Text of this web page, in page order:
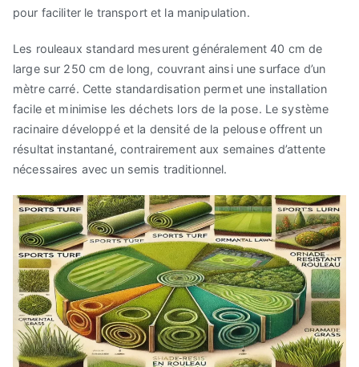
pour faciliter le transport et la manipulation.
Les rouleaux standard mesurent généralement 40 cm de
large sur 250 cm de long, couvrant ainsi une surface d’un
mètre carré. Cette standardisation permet une installation
facile et minimise les déchets lors de la pose. Le système
racinaire développé et la densité de la pelouse offrent un
résultat instantané, contrairement aux semaines d’attente
nécessaires avec un semis traditionnel.